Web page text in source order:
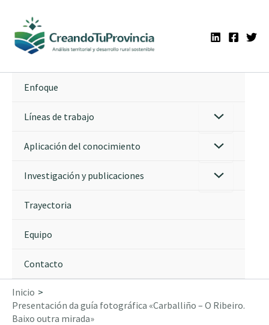
contenido
Enfoque
Líneas de trabajo
Aplicación del conocimiento
Investigación y publicaciones
Trayectoria
Equipo
Contacto
Inicio
Presentación da guía fotográfica «Carballiño – O Ribeiro.
Baixo outra mirada»